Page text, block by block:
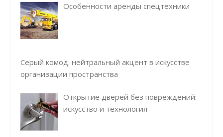
Особенности аренды спецтехники
Серый комод: нейтральный акцент в искусстве
организации пространства
Открытие дверей без повреждений:
искусство и технология